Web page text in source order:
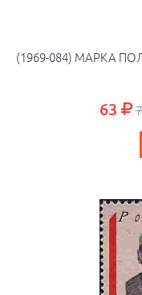
(1969-084) МАРКА
63